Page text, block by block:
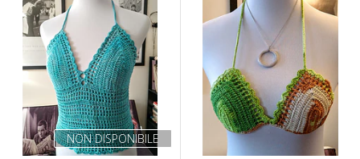
NON DISPONIBILE